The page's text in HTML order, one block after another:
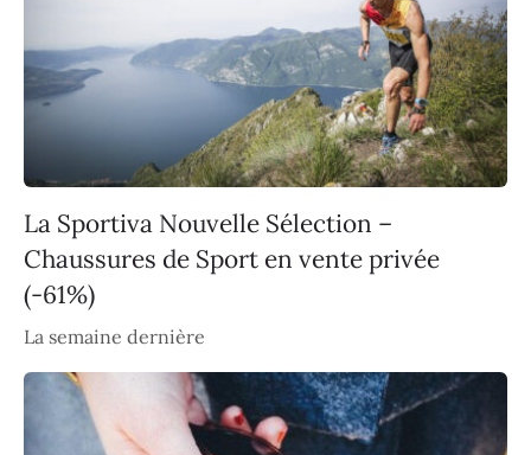
La Sportiva Nouvelle Sélection –
Chaussures de Sport en vente privée
(-61%)
La semaine dernière